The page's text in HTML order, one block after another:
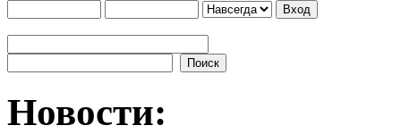
Новости: